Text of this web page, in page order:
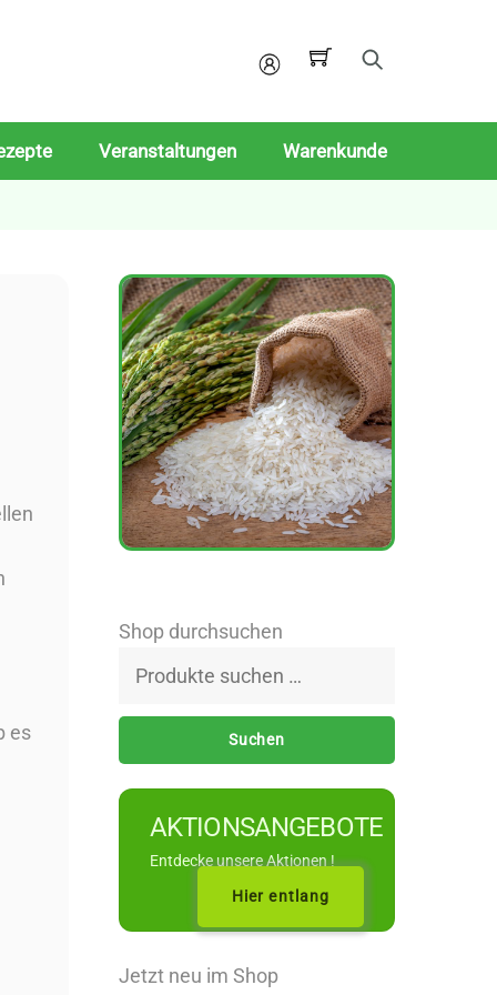
Mein
Veranstaltungen Warenkunde
es
Shop durchsuchen
Suchen
Suchen
AKTIONSANGEBOTE
Entdecke unsere Aktionen !
Hier entlang
Jetzt neu im Shop